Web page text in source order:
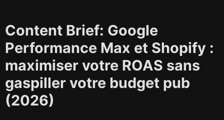
Content Brief: Google
Performance Max et Shopify :
maximiser votre ROAS sans
gaspiller votre budget pub
(2026)